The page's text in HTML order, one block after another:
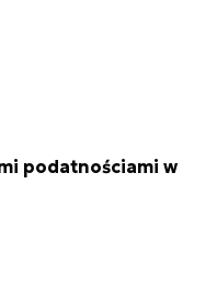
podatnościami w